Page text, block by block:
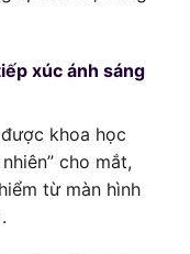
xúc ánh sáng
khoa học
cho mắt,
từ màn hình